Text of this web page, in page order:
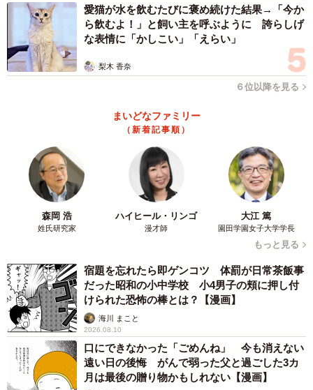
「腹柄の節の数」にも違いあるらしい。さうすさんの家に侵入している
のは、左側のアリで1節。ちなみに、右側のように2節のアリもいる。知
らなかった（画像提供：さうすさん）
っています。ちなみに、腹柄が二節になっているアリの写
真を比較のため並べているあたりが心得ています。さらに
進む調査。
「『体が黒い』、『体は円筒状ではない』、『（解剖をし
たわけではないが）刺針がない』などの特徴から、4つの亜
科が除外される。したがって、ヤマアリ亜科とカタアリ亜
科に絞られた」
愛猫が水を飲むたびに褒め続けた結果→「今か
ら飲むよ！」と飼い主を呼ぶように 誇らしげ
な表情に「かしこい」「えらい」
梨木 香奈
６位以降を見る
まいどなファミリー
（新着記事順）
森岡 浩
姓氏研究家
ハイヒール・リンゴ
漫才師
大江 篤
園田学園女子大学学長
もっと見る
宿題を忘れたら即ゲンコツ 体罰が日常茶飯事
だった昭和の小中学校 小4男子の頬に押し付
けられた恐怖の棒とは？【漫画】
海川 まこと
2026.08.10
口にできなかった「ごめんね」 今も消えない
遠い日の後悔 がんで弱った父と過ごした3カ
月は最後の贈り物かもしれない【漫画】